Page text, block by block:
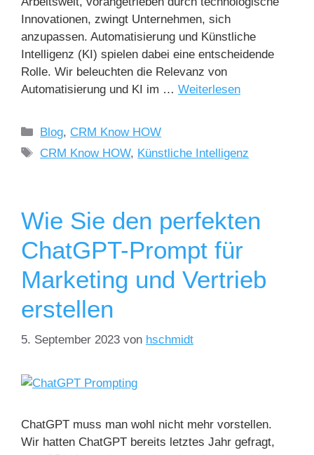
Innovationen, zwingt Unternehmen, sich
anzupassen. Automatisierung und Künstliche
Intelligenz (KI) spielen dabei eine entscheidende
Rolle. Wir beleuchten die Relevanz von
Automatisierung und KI im … Weiterlesen
Blog, CRM Know HOW
CRM Know HOW, Künstliche Intelligenz
Wie Sie den perfekten
ChatGPT-Prompt für
Marketing und Vertrieb
erstellen
5. September 2023 von hschmidt
ChatGPT muss man wohl nicht mehr vorstellen.
Wir hatten ChatGPT bereits letztes Jahr gefragt,